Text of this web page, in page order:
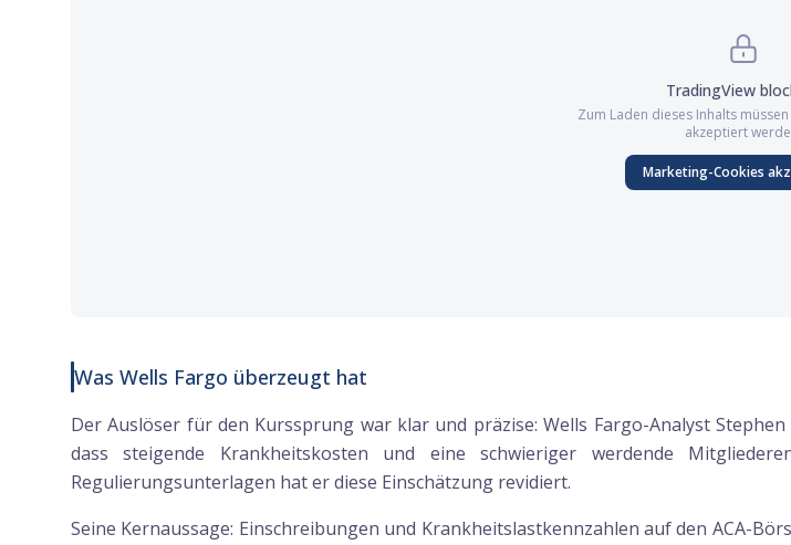
TradingView
Zum Laden dieses Inhalts müssen
akzeptiert
Marketing-Cookies
Was Wells Fargo überzeugt hat
Der Auslöser für den Kurssprung war klar und präzise: Wells Fargo-Analyst
dass steigende Krankheitskosten und eine schwieriger werdende
Regulierungsunterlagen hat er diese Einschätzung revidiert.
Seine Kernaussage: Einschreibungen und Krankheitslastkennzahlen auf den ACA-